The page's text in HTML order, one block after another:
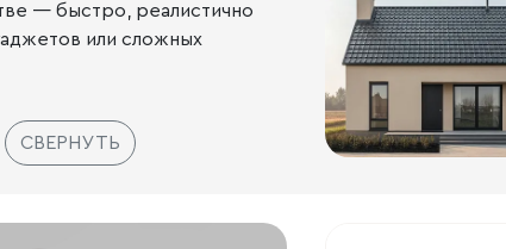
— быстро, реалистично
или сложных
СВЕРНУТЬ